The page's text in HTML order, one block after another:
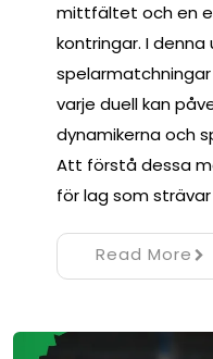
mittfältet och en
kontringar. I denna
varje duell kan
dynamikerna och
Att förstå dessa
för lag som
Read More